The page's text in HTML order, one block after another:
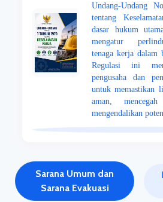
Keselamatan
Undang-Undang
tentang
dasar hukum
mengatur
tenaga kerja dalam
Regulasi ini
pengusaha dan
untuk memastikan
aman,
mengendalikan
Sarana Umum dan
Sarana Evakuasi